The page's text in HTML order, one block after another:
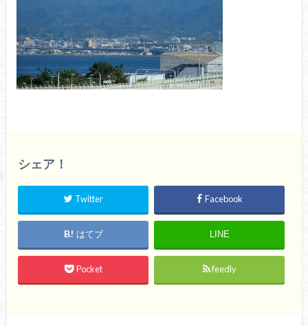
シェア！
Twitter Facebook
はてブ LINE
Pocket feedly